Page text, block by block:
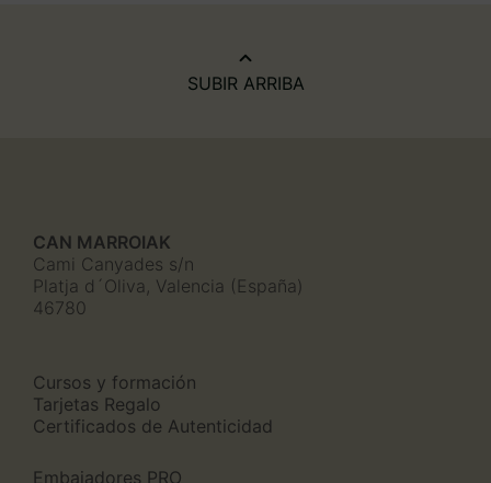
SUBIR ARRIBA
CAN MARROIAK
Cami Canyades s/n
Platja d´Oliva, Valencia (España)
46780
Cursos y formación
Tarjetas Regalo
Certificados de Autenticidad
Embajadores PRO